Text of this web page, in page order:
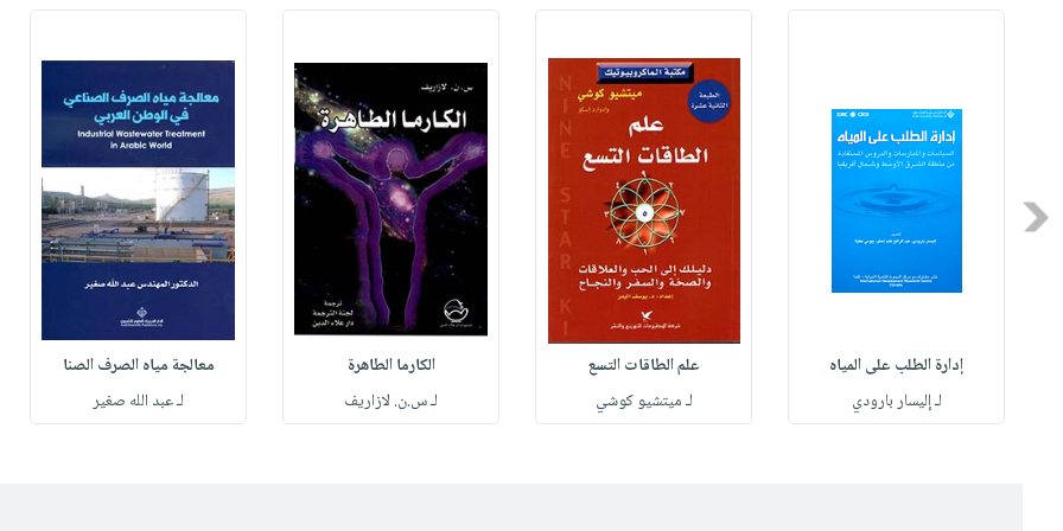
Previous
إدارة الطلب على المياه
لـ إليسار بارودي
علم الطاقات التسع
لـ ميتشيو كوشي
الكارما الطاهرة
لـ س.ن. لازاريف
معالجة مياه الصرف الصنا
لـ عبد الله صغير